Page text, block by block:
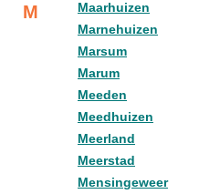
M
Maarhuizen
Marnehuizen
Marsum
Marum
Meeden
Meedhuizen
Meerland
Meerstad
Mensingeweer